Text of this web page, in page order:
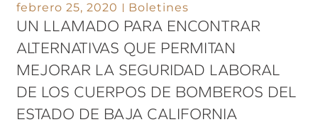
febrero 25, 2020 Boletines
UN LLAMADO PARA ENCONTRAR
ALTERNATIVAS QUE PERMITAN
MEJORAR LA SEGURIDAD LABORAL
DE LOS CUERPOS DE BOMBEROS DEL
ESTADO DE BAJA CALIFORNIA